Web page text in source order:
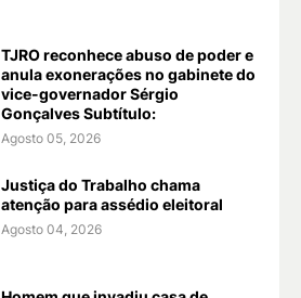
TJRO reconhece abuso de poder e
anula exonerações no gabinete do
vice-governador Sérgio
Gonçalves Subtítulo:
Agosto 05, 2026
Justiça do Trabalho chama
atenção para assédio eleitoral
Agosto 04, 2026